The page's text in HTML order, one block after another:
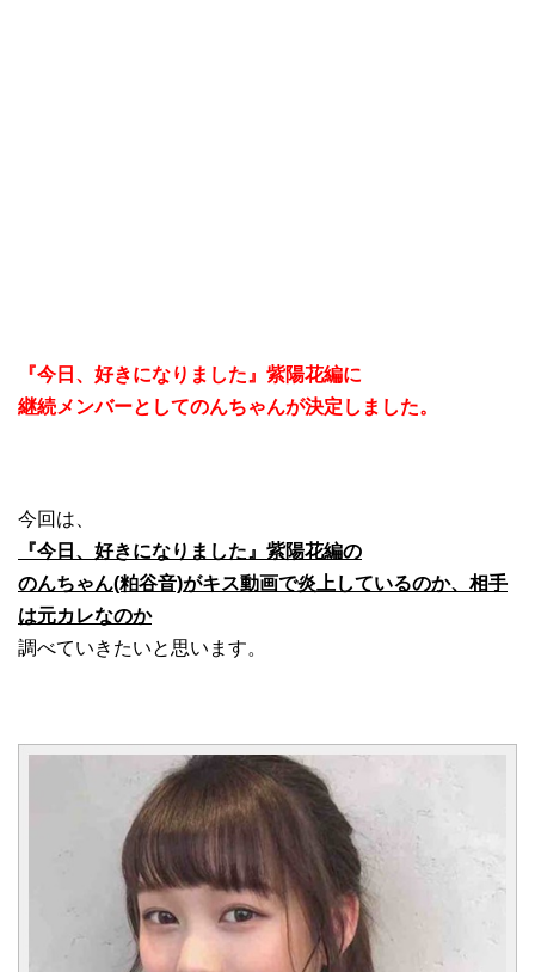
『今日、好きになりました』紫陽花編に
継続メンバーとしてのんちゃんが決定しました。
今回は、
『今日、好きになりました』紫陽花編の
のんちゃん(粕谷音)がキス動画で炎上しているのか、相手
は元カレなのか
調べていきたいと思います。